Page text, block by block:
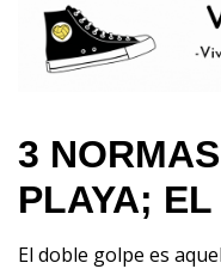
3
PLAYA;
El doble golpe es